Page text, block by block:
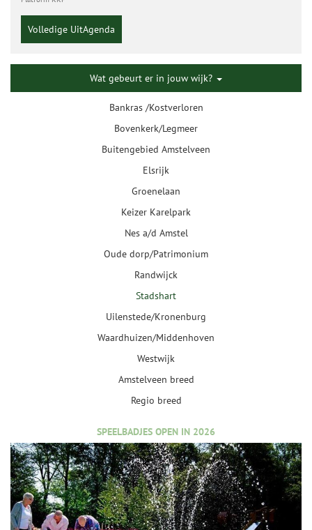
Volledige UitAgenda
Wat gebeurt er in jouw wijk?
Bankras /Kostverloren
Bovenkerk/Legmeer
Buitengebied Amstelveen
Elsrijk
Groenelaan
Keizer Karelpark
Nes a/d Amstel
Oude dorp/Patrimonium
Randwijck
Stadshart
Uilenstede/Kronenburg
Waardhuizen/Middenhoven
Westwijk
Amstelveen breed
Regio breed
SPEELBADJES OPEN IN 2026